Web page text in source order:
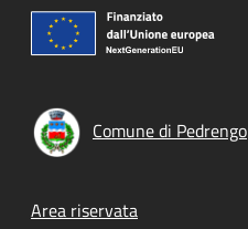
Comune di Pedrengo
Footer menu
Area riservata